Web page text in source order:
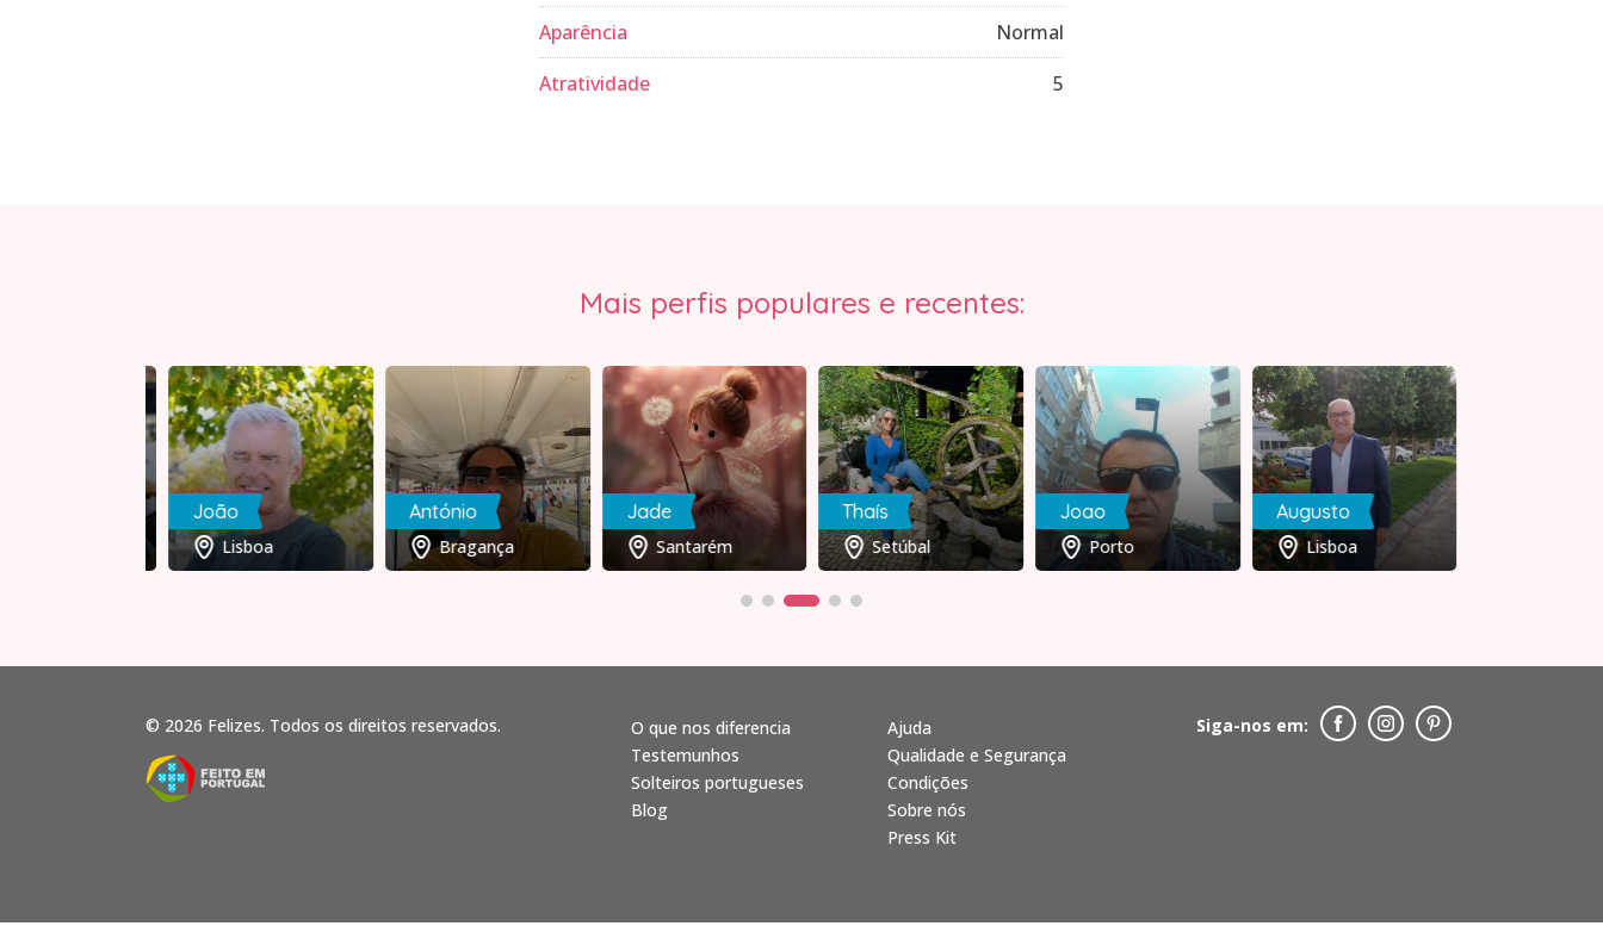
Aparência
Normal
Atratividade
5
Mais perfis populares e recentes:
João
Lisboa
António
Bragança
Jade
Santarém
Thaís
Setúbal
Joao
Porto
Augusto
Lisboa
© 2026 Felizes. Todos os direitos reservados.
O que nos diferencia
Testemunhos
Solteiros portugueses
Blog
Ajuda
Qualidade e Segurança
Condições
Sobre nós
Press Kit
Siga-nos em: